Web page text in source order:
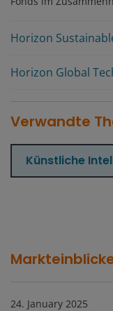
Horizon
Horizon Global
Verwandte
Künstliche
24. January 2025